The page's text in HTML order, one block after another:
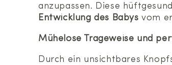
anzupassen. Diese
Entwicklung des Babys vom
Mühelose Trageweise und
Durch ein unsichtbares